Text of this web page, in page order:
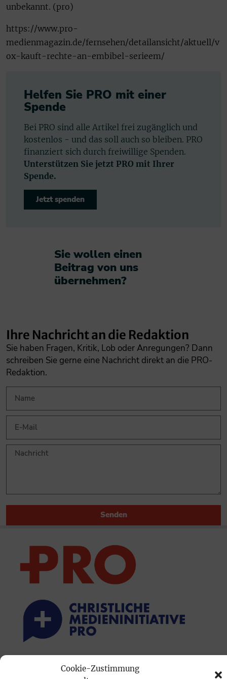
Cookie-Zustimmung
unbekannt. (pro)
https://www.pro-
medienmagazin.de/fernsehen/detailansicht/aktuell/v
ox-kauft-rechte-an-embibel-serieem/
Helfen Sie PRO mit einer
Spende
Bei PRO sind alle Artikel frei zugänglich und
kostenlos - und das soll auch so bleiben. PRO
finanziert sich durch freiwillige Spenden.
Unterstützen Sie jetzt PRO mit Ihrer
Spende.
Jetzt spenden
Sie wollen einen
Beitrag von uns
übernehmen?​
Ihre Nachricht an die Redaktion
Sie haben Fragen, Kritik, Lob oder Anregungen? Dann
schreiben Sie gerne eine Nachricht direkt an die PRO-
Redaktion.
Senden
PRINTAUSGABE